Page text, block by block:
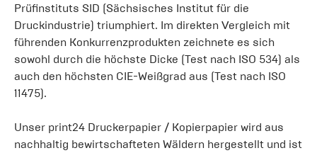
Prüfinstituts SID (Sächsisches Institut für die
Druckindustrie) triumphiert. Im direkten Vergleich mit
führenden Konkurrenzprodukten zeichnete es sich
sowohl durch die höchste Dicke (Test nach ISO 534) als
auch den höchsten CIE-Weißgrad aus (Test nach ISO
11475).
Unser print24 Druckerpapier / Kopierpapier wird aus
nachhaltig bewirtschafteten Wäldern hergestellt und ist